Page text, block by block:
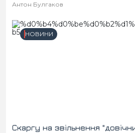
до евакуації 30 працівників...
Антон Булгаков
НОВИНИ
Скаргу на звільнення